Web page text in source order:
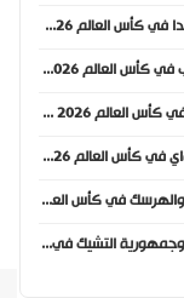
موعد مباراة هايتي واسكتلندا في كأس العالم 2026 والقنوات الناقلة
موعد مباراة البرازيل والمغرب في كأس العالم 2026 والقنوات الناقلة
موعد مباراة قطر وسويسرا في كأس العالم 2026 والقنوات الناقلة
موعد مباراة أمريكا والباراغواي في كأس العالم 2026 والقنوات الناقلة
موعد مباراة كندا والبوسنة والهرسك في كأس العالم 2026 والقنوات الناقلة
موعد مباراة كوريا الجنوبية وجمهورية التشيك في كأس العالم 2026 والقنوات الناقلة